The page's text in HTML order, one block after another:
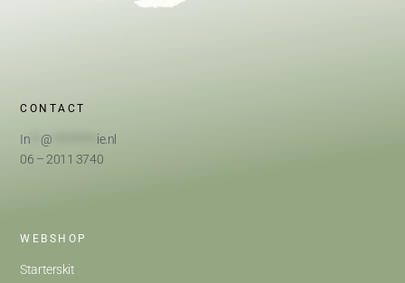
CONTACT
In @
ie.nl
06 – 2011 3740
WEBSHOP
Starterskit